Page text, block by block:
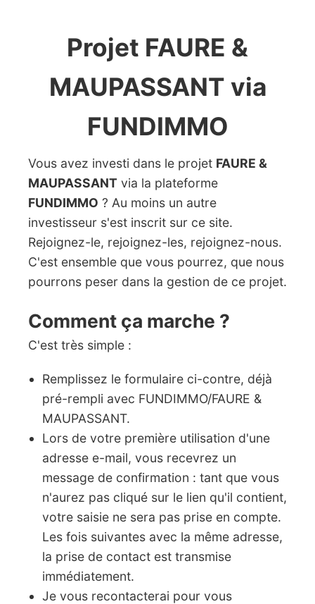
Projet FAURE &
MAUPASSANT via
FUNDIMMO
Vous avez investi dans le projet FAURE &
MAUPASSANT via la plateforme
FUNDIMMO ? Au moins un autre
investisseur s'est inscrit sur ce site.
Rejoignez-le, rejoignez-les, rejoignez-nous.
C'est ensemble que vous pourrez, que nous
pourrons peser dans la gestion de ce projet.
Comment ça marche ?
C'est très simple :
Remplissez le formulaire ci-contre, déjà
pré-rempli avec FUNDIMMO/FAURE &
MAUPASSANT.
Lors de votre première utilisation d'une
adresse e-mail, vous recevrez un
message de confirmation : tant que vous
n'aurez pas cliqué sur le lien qu'il contient,
votre saisie ne sera pas prise en compte.
Les fois suivantes avec la même adresse,
la prise de contact est transmise
immédiatement.
Je vous recontacterai pour vous